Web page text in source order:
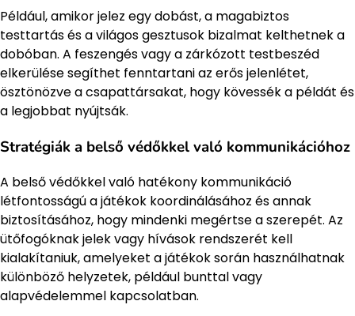
Például, amikor jelez egy dobást, a magabiztos
testtartás és a világos gesztusok bizalmat kelthetnek a
dobóban. A feszengés vagy a zárkózott testbeszéd
elkerülése segíthet fenntartani az erős jelenlétet,
ösztönözve a csapattársakat, hogy kövessék a példát és
a legjobbat nyújtsák.
Stratégiák a belső védőkkel való kommunikációhoz
A belső védőkkel való hatékony kommunikáció
létfontosságú a játékok koordinálásához és annak
biztosításához, hogy mindenki megértse a szerepét. Az
ütőfogóknak jelek vagy hívások rendszerét kell
kialakítaniuk, amelyeket a játékok során használhatnak
különböző helyzetek, például bunttal vagy
alapvédelemmel kapcsolatban.